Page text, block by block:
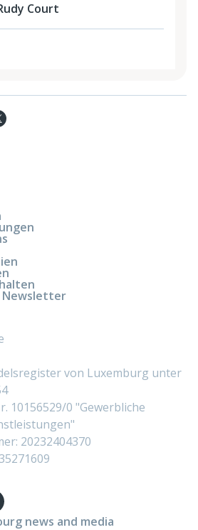
Court
Newsletter
von Luxemburg unter
10156529/0 "Gewerbliche
20232404370
news and media